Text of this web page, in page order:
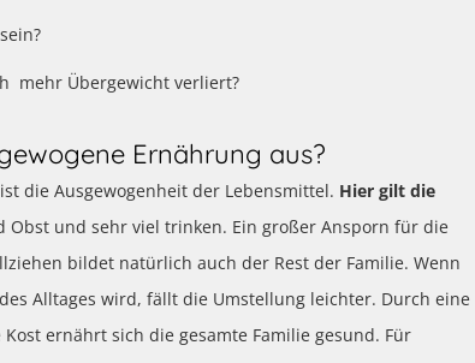
mehr Übergewicht verliert?
Ernährung aus?
die Ausgewogenheit der Lebensmittel. Hier gilt die
Obst und sehr viel trinken. Ein großer Ansporn für die
bildet natürlich auch der Rest der Familie. Wenn
Alltages wird, fällt die Umstellung leichter. Durch eine
ernährt sich die gesamte Familie gesund. Für